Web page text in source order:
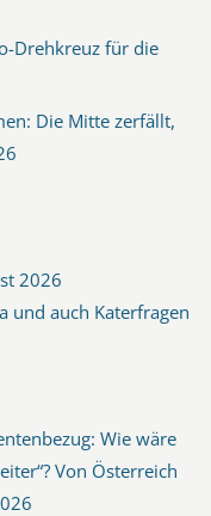
Drehkreuz für die
Die Mitte zerfällt,
2026
und auch Katerfragen
Wie wäre
Von Österreich